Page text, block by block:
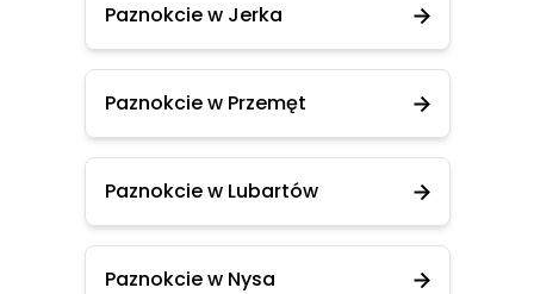
Paznokcie w Jerka
Paznokcie w Przemęt
Paznokcie w Lubartów
Paznokcie w Nysa